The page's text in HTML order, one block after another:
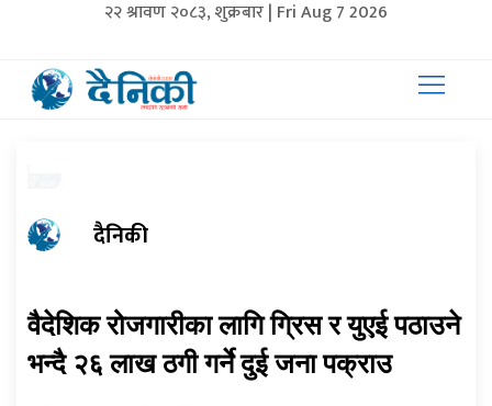
२२ श्रावण २०८३, शुक्रबार | Fri Aug 7 2026
दैनिकी
वैदेशिक रोजगारीका लागि ग्रिस र युएई पठाउने
भन्दै २६ लाख ठगी गर्ने दुई जना पक्राउ